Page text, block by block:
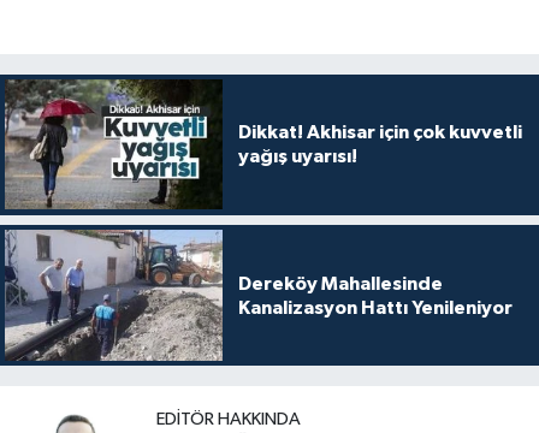
Dikkat! Akhisar için çok kuvvetli
yağış uyarısı!
Dereköy Mahallesinde
Kanalizasyon Hattı Yenileniyor
EDITÖR HAKKINDA